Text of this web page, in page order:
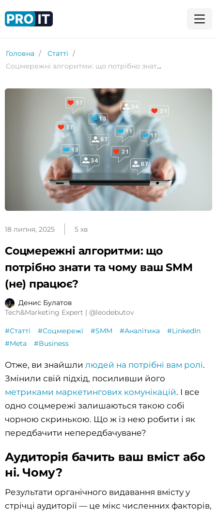
Головна
Статті
Соцмережні алгоритми: що потрібно знати та чому ваш SMM (не) працює?
18 липня, 2025 5 хв
Соцмережні алгоритми: що
потрібно знати та чому ваш SMM
(не) працює?
Денис Булатов
Tech&Marketing Expert | @leodebutov
#Статті #Соцмережі #SMM #Аналітика
#LinkedIn
#Meta
#Business
Отже, ви знайшли людей на потрібні вам ролі.
Змінили свій підхід, посиливши його
метриками маркетингових комунікацій. І все
одно соцмережі залишаються такою собі
чорною скринькою. Що ж із нею робити і як
передбачити непередбачуване?
Аудиторія бачить ваш вміст або
ні. Чому?
Результати органічного видавання вмісту у
стрічці аудиторії — це мікс численних факторів,